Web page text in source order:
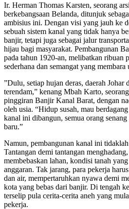
Ir. Herman Thomas Karsten, seorang
berkebangsaan Belanda, ditunjuk
ambisius ini. Dengan visi yang jauh ke
sebuah sistem kanal yang tidak hanya
banjir, tetapi juga sebagai jalur
hijau bagi masyarakat. Pembangunan
pada tahun 1920-an, melibatkan ribuan
sederhana dan semangat yang
”Dulu, setiap hujan deras, daerah Johar
terendam,” kenang Mbah Karto,
pinggiran Banjir Kanal Barat, dengan
oleh usia. “Hidup susah, mau
kanal ini dibangun, semua orang
baru.”
Namun, pembangunan kanal ini
Tantangan demi tantangan
membebaskan lahan, kondisi tanah
anggaran. Tak jarang, para pekerja
dan air, mempertaruhkan nyawa demi
kota yang bebas dari banjir. Di tengah
terselip pula cerita-cerita aneh yang
pekerja.